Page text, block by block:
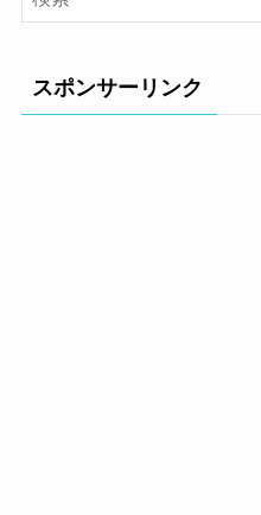
スポンサーリンク